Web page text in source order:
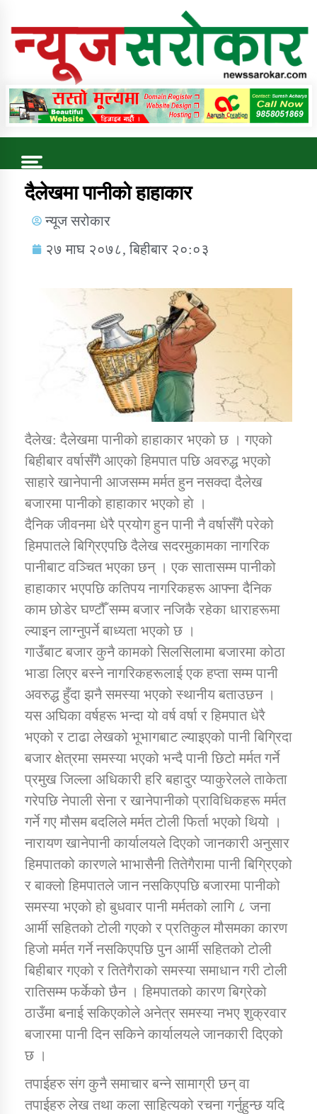
Online News Portal
Trending Now
डिभिजन कार्यालय जुम्लाको सुचना सन्देश
कर्णाली प्रविधि शिक्षालय जुम्लाको सुचना
सामाजिक बिकास कार्यालय जुम्लाकाे सुचना
कार्यक्रम कार्यान्वयन एकाई जुम्लाको सुचना
कर्णाली प्राविधि शिक्षालय जुम्लाको सुचना
तातोपानी गाउँपालिकाको न्यायिक समिति सम्बन्धी सन्देश
तातोपानी गाउँपालिका जुम्लाको महिला तथा लैङ्गिक हिंसा
सम्बन्धी सूचना सन्देश
तातोपानी गाउँपालिका जुम्लाको महिनावारी सम्बन्धिकाे
तातोपानी गाउँपालिका जुम्लाको बालविवाह सन्देश
तातोपानी गाउँपालिका जुम्लाको सूचना
दैलेखमा पानीको हाहाकार
न्यूज सरोकार
२७ माघ २०७८, बिहीबार २०:०३
दैलेख: दैलेखमा पानीको हाहाकार भएको छ । गएको
बिहीबार वर्षासँगै आएको हिमपात पछि अवरुद्ध भएको
साहारे खानेपानी आजसम्म मर्मत हुन नसक्दा दैलेख
बजारमा पानीको हाहाकार भएको हाे ।
दैनिक जीवनमा धेरै प्रयोग हुन पानी नै वर्षासँगै परेको
हिमपातले बिग्रिएपछि दैलेख सदरमुकामका नागरिक
पानीबाट वञ्चित भएका छन् । एक सातासम्म पानीको
हाहाकार भएपछि कतिपय नागरिकहरू आफ्ना दैनिक
काम छोडेर घण्टौँ सम्म बजार नजिकै रहेका धाराहरूमा
ल्याइन लाग्नुपर्ने बाध्यता भएको छ ।
गाउँबाट बजार कुनै कामको सिलसिलामा बजारमा कोठा
भाडा लिएर बस्ने नागरिकहरूलाई एक हप्ता सम्म पानी
अवरुद्ध हुँदा झनै समस्या भएको स्थानीय बताउछन ।
यस अघिका वर्षहरू भन्दा यो वर्ष वर्षा र हिमपात धेरै
भएको र टाढा लेखको भूभागबाट ल्याइएको पानी बिग्रिदा
बजार क्षेत्रमा समस्या भएको भन्दै पानी छिटो मर्मत गर्ने
प्रमुख जिल्ला अधिकारी हरि बहादुर प्याकुरेलले ताकेता
गरेपछि नेपाली सेना र खानेपानीको प्राविधिकहरू मर्मत
गर्ने गए मौसम बदलिले मर्मत टोली फिर्ता भएको थियो ।
नारायण खानेपानी कार्यालयले दिएको जानकारी अनुसार
हिमपातको कारणले भाभासैनी तितेगैरामा पानी बिग्रिएको
र बाक्लो हिमपातले जान नसकिएपछि बजारमा पानीको
समस्या भएको हो बुधवार पानी मर्मतको लागि ८ जना
आर्मी सहितको टोली गएको र प्रतिकुल मौसमका कारण
हिजो मर्मत गर्ने नसकिएपछि पुन आर्मी सहितको टोली
बिहीबार गएको र तितेगैराको समस्या समाधान गरी टोली
रातिसम्म फर्केको छैन । हिमपातको कारण बिग्रेको
ठाउँमा बनाई सकिएकोले अनेत्र समस्या नभए शुक्रवार
बजारमा पानी दिन सकिने कार्यालयले जानकारी दिएको
छ ।
तपाईहरु संग कुनै समाचार बन्ने सामाग्री छन् वा
तपाईहरु लेख तथा कला साहित्यको रचना गर्नुहुन्छ यदि